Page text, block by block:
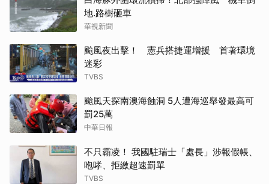
地.路樹砸車
華視新聞
颱風夜出擊！ 憲兵搭捷運增援 首著環境
迷彩
TVBS
颱風天探南澳海蝕洞 5人遭海巡舉發最高可
罰25萬
中華日報
不只霸凌！ 我國駐瑞士「處長」涉報假帳、
咆哮、拒繳超速罰單
TVBS